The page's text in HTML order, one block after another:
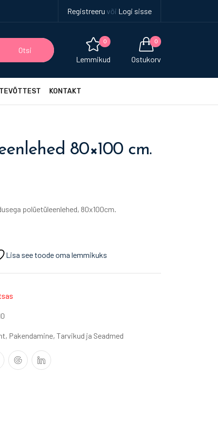
Registreeru või Logi sisse
Otsi
0
Lemmikud
0
Ostukorv
KONTAKT
80×100 cm.
polüetüleenlehed, 80x100cm.
Lisa see toode oma lemmikuks
, Pakendamine, Tarvikud ja Seadmed